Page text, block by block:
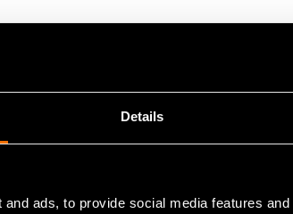
Details
ads, to provide social media features
varmistumisesta.
Ratkaisu mahdollistaa jopa
perinteisiin
paikallisen valmistuksen
monimutkaisista
Sähköjärjestelmät
teollisuuden sähköistyminen